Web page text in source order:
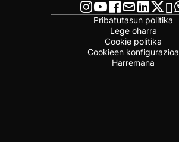
Pribatutasun politika
Lege oharra
Cookie politika
Cookieen konfigurazioa
Harremana